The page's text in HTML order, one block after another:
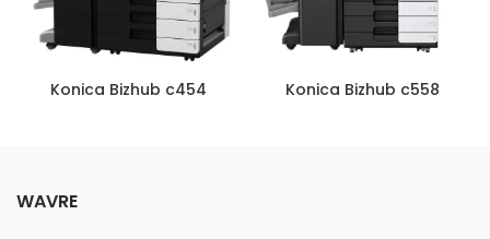
Konica Bizhub c454 Konica Bizhub c558
WAVRE